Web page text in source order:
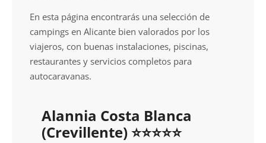
En esta página encontrarás una selección de
campings en Alicante bien valorados por los
viajeros, con buenas instalaciones, piscinas,
restaurantes y servicios completos para
autocaravanas.
Alannia Costa Blanca
(Crevillente) ⭐⭐⭐⭐⭐